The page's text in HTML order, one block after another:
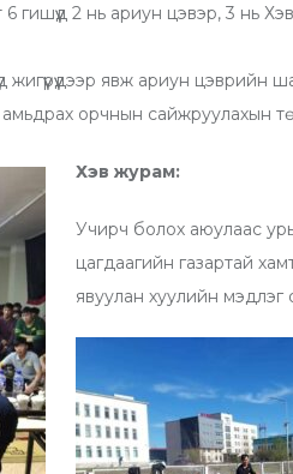
гишүүд 2 нь ариун цэвэр, 3 нь
жигүүрүүдээр явж ариун
амьдрах орчнын сайжруулахын
Хэв журам:
Учирч болох аюулаас
цагдаагийн газартай
явуулан хуулийн мэдлэг